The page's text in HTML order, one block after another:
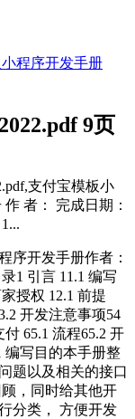
程序开发手册
9页
支付宝模板小
者： 完成日期：
序开发手册作者：
1 引言 11.1 编写
授权 12.1 前提
开发注意事项54
65.1 流程65.2 开
编写目的本手册整
题以及相关的接口
，同时给其他开
分类， 方便开发